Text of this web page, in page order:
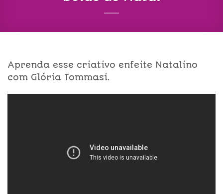
Aprenda esse criativo enfeite Natalino
com Glória Tommasi.